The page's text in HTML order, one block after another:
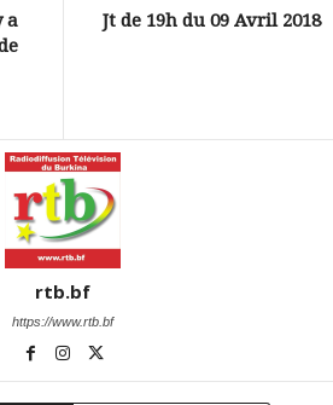
a
Jt de 19h du 09 Avril 2018
rtb.bf
https://www.rtb.bf